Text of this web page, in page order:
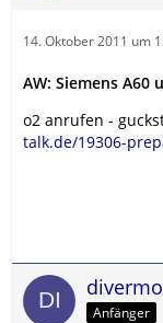
14. Oktober 2011 um
AW: Siemens A60
o2 anrufen -
talk.de/19306-
Anfänger